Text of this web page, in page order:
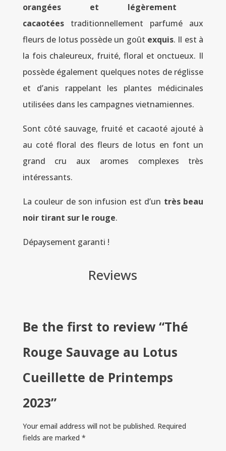
orangées et légèrement
cacaotéestraditionnellement parfumé aux
fleurs de lotus possède un goût exquis. Il est à
la fois chaleureux, fruité, floral et onctueux. Il
possède également quelques notes de réglisse
et d’anis rappelant les plantes médicinales
utilisées dans les campagnes vietnamiennes.
Sont côté sauvage, fruité et cacaoté ajouté à
au coté floral des fleurs de lotus en font un
grand cru aux aromes complexes très
intéressants.
La couleur de son infusion est d’un très beau
noir tirant sur le rouge.
Dépaysement garanti !
Reviews
Be the first to review “Thé
Rouge Sauvage au Lotus
Cueillette de Printemps
2023”
Your email address will not be published. Required
fields are marked *